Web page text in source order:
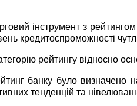
інструмент з
кредитоспроможності
рейтингу відносно
банку було визначено
тенденцій та